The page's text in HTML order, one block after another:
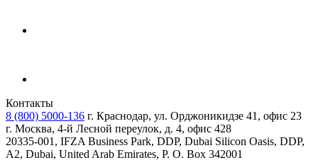
Контакты
8 (800) 5000-136 г. Краснодар, ул. Орджоникидзе 41, офис 23
г. Москва, 4-й Лесной переулок, д. 4, офис 428
20335-001, IFZA Business Park, DDP, Dubai Silicon Oasis, DDP,
A2, Dubai, United Arab Emirates, P. O. Box 342001